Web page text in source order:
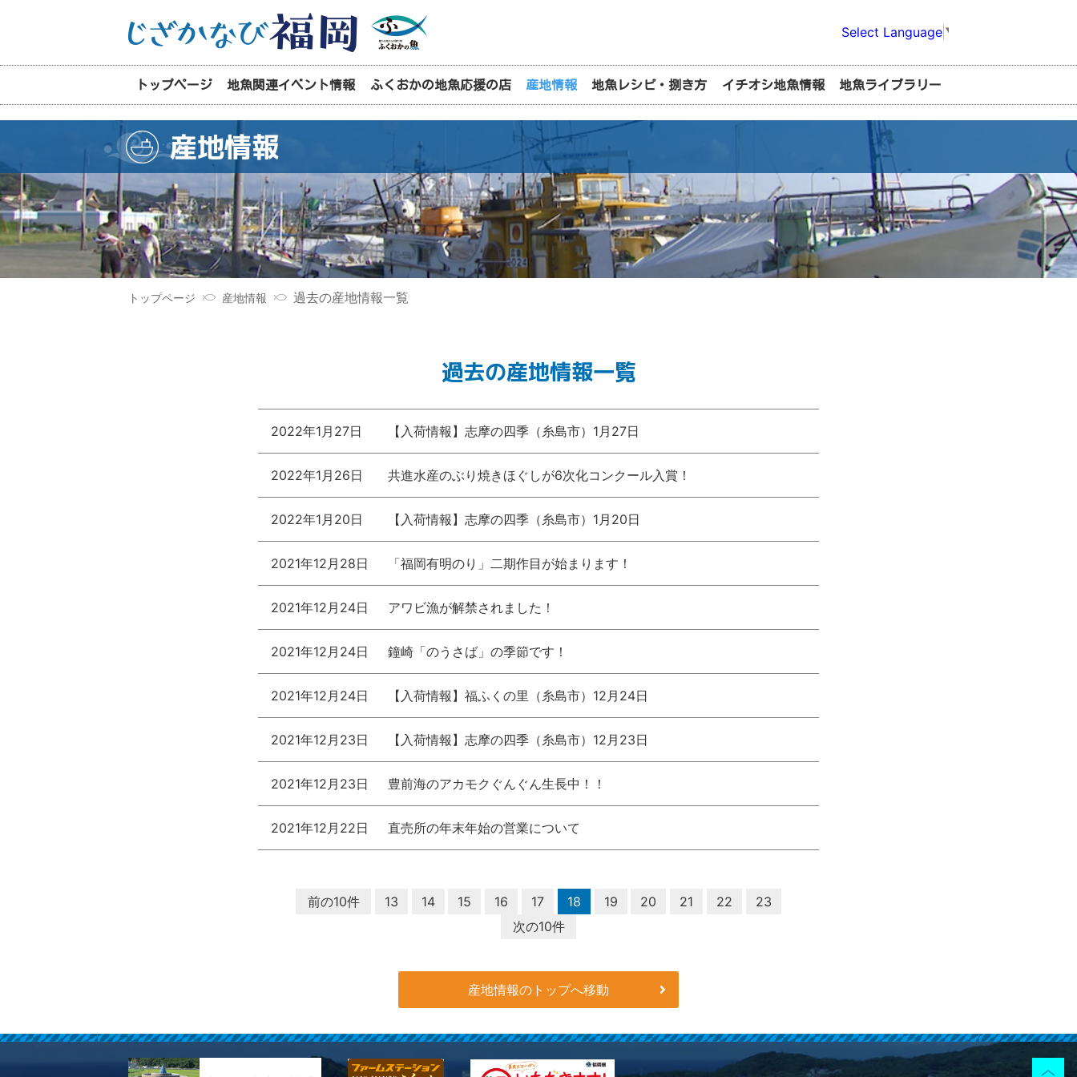
Select Language ▼
トップページ 地魚関連イベント情報 ふくおかの地魚応援の店 産地情報 地魚レシピ・捌き方 イチオシ地魚情報 地魚ライブラリー
産地情報
トップページ 産地情報 過去の産地情報一覧
過去の産地情報一覧
2022年1月27日 【入荷情報】志摩の四季（糸島市）1月27日
2022年1月26日 共進水産のぶり焼きほぐしが6次化コンクール入賞！
2022年1月20日 【入荷情報】志摩の四季（糸島市）1月20日
2021年12月28日 「福岡有明のり」二期作目が始まります！
2021年12月24日 アワビ漁が解禁されました！
2021年12月24日 鐘崎「のうさば」の季節です！
2021年12月24日 【入荷情報】福ふくの里（糸島市）12月24日
2021年12月23日 【入荷情報】志摩の四季（糸島市）12月23日
2021年12月23日 豊前海のアカモクぐんぐん生長中！！
2021年12月22日 直売所の年末年始の営業について
前の10件 13 14 15 16 17 18 19 20 21 22
23
次の10件
産地情報のトップへ移動